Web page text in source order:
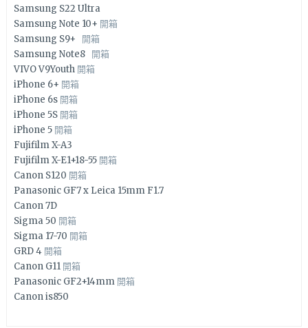
Samsung S22 Ultra
Samsung Note 10+ 開箱
Samsung S9+ 開箱
Samsung Note8 開箱
VIVO V9Youth 開箱
iPhone 6+ 開箱
iPhone 6s 開箱
iPhone 5S 開箱
iPhone 5 開箱
Fujifilm X-A3
Fujifilm X-E1+18-55 開箱
Canon S120 開箱
Panasonic GF7 x Leica 15mm F1.7
Canon 7D
Sigma 50 開箱
Sigma 17-70 開箱
GRD 4 開箱
Canon G11 開箱
Panasonic GF2+14mm 開箱
Canon is850